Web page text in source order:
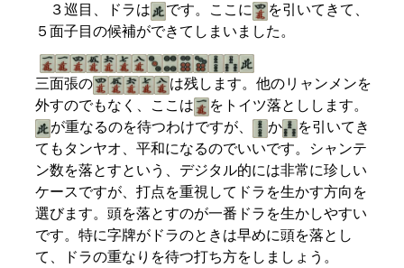
３巡目、ドラは です。ここに
を引いてきて、
５面子目の候補ができてしまいました。
三面張の
は残します。他のリャンメンを
外すのでもなく、ここは
をトイツ落としします。
が重なるのを待つわけですが、
か
を引いてき
てもタンヤオ、平和になるのでいいです。シャンテ
ン数を落とすという、デジタル的には非常に珍しい
ケースですが、打点を重視してドラを生かす方向を
選びます。頭を落とすのが一番ドラを生かしやすい
です。特に字牌がドラのときは早めに頭を落とし
て、ドラの重なりを待つ打ち方をしましょう。